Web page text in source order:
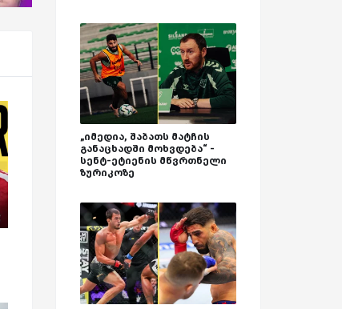
„იმედია, შაბათს მატჩის
განაცხადში მოხვდება“ -
სენტ-ეტიენის მწვრთნელი
ზურიკოზე